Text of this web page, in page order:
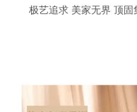
极艺追求 美家无界 顶